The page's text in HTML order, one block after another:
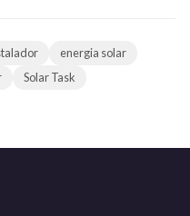
energia solar
Solar Task